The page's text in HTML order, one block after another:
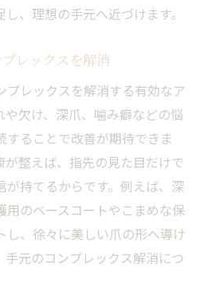
、理想の手元へ近づけます。
レックスを解消
プレックスを解消する有効なア
や欠け、深爪、噛み癖などの悩
することで改善が期待できま
が整えば、指先の見た目だけで
が持てるからです。例えば、深
用のベースコートやこまめな保
し、徐々に美しい爪の形へ導け
手元のコンプレックス解消につ